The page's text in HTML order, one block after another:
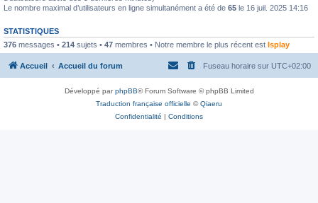
Le nombre maximal d’utilisateurs en ligne simultanément a été de 65 le 16 juil. 2025 14:16
STATISTIQUES
376 messages • 214 sujets • 47 membres • Notre membre le plus récent est Isplay
Accueil Accueil du forum Fuseau horaire sur UTC+02:00
Développé parphpBB® Forum Software © phpBB Limited
Traduction française officielle ©Qiaeru
Confidentialité | Conditions